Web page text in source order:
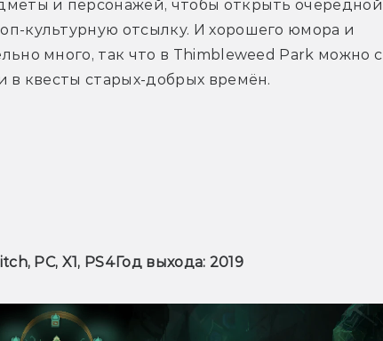
и персонажей, чтобы открыть очередной
культурную отсылку. И хорошего юмора и
много, так что в Thimbleweed Park можно с
в квесты старых-добрых времён.
PC, X1, PS4Год выхода: 2019